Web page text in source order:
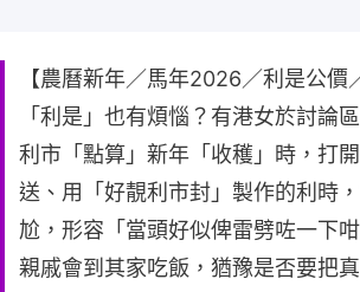
【農曆新年／馬年2026／利是公價
「利是」也有煩惱？有港女於討論
利市「點算」新年「收穫」時，打
送、用「好靚利市封」製作的利時
尬，形容「當頭好似俾雷劈咗一下
親戚會到其家吃飯，猶豫是否要把